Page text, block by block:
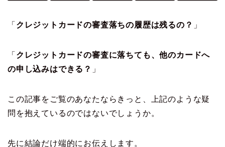
「 クレジットカードの審査落ちの履歴は残るの？ 」
「 クレジットカードの審査に落ちても、他のカードへ
の申し込みはできる？ 」
この記事をご覧のあなたならきっと、上記のような疑
問を抱えているのではないでしょうか。
先に結論だけ端的にお伝えします。